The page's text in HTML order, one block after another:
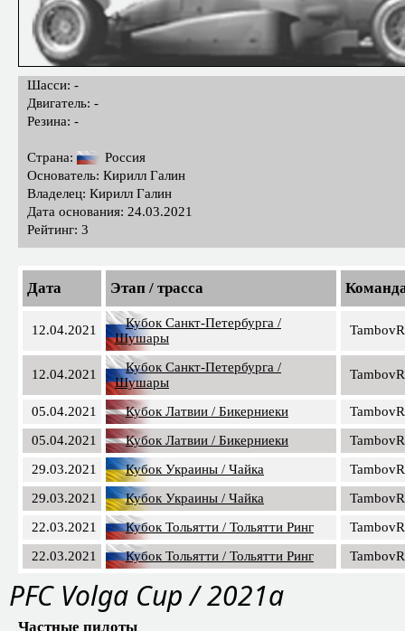
Шасси: -
Двигатель: -
Резина: -
Страна:
Россия
Основатель: Кирилл Галин
Владелец: Кирилл Галин
Дата основания: 24.03.2021
Рейтинг: 3
Дата Этап / трасса
12.04.2021
Кубок Санкт-Петербурга /
Шушары
12.04.2021
Кубок Санкт-Петербурга /
Шушары
05.04.2021 Кубок Латвии / Бикерниеки
05.04.2021
Кубок Латвии / Бикерниеки
29.03.2021
Кубок Украины / Чайка
29.03.2021
Кубок Украины / Чайка
22.03.2021
Кубок Тольятти / Тольятти Ринг
22.03.2021
Кубок Тольятти / Тольятти Ринг
PFС Volga Cup / 2021a
Частные пилоты